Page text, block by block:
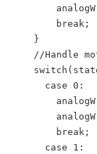
break;
}
//Handle
case 0:
break;
case 1: